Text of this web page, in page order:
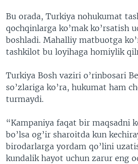
Bu orada, Turkiya nohukumat
qochqinlarga ko’mak ko’rsatish
boshladi. Mahalliy matbuotga
tashkilot bu loyihaga homiylik
Turkiya Bosh vaziri o’rinbosari
so’zlariga ko’ra, hukumat ham
turmaydi.
“Kampaniya faqat bir maqsadni
bo’lsa og’ir sharoitda kun
birodarlarga yordam qo’lini
kundalik hayot uchun zarur eng